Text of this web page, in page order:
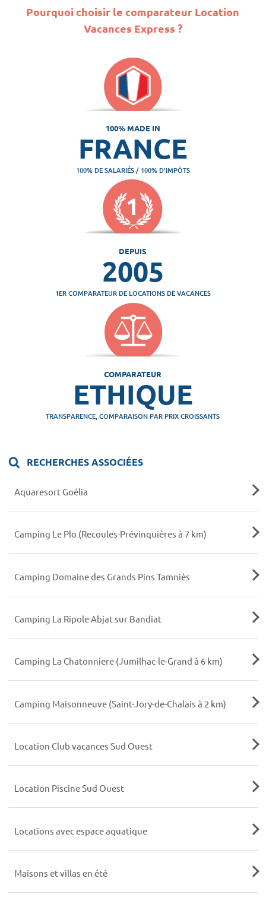
Pourquoi choisir le comparateur Location
Vacances Express ?
100% MADE IN
FRANCE
100% DE SALARIÉS / 100% D'IMPÔTS
DEPUIS
2005
1ER COMPARATEUR DE LOCATIONS DE VACANCES
COMPARATEUR
ETHIQUE
TRANSPARENCE, COMPARAISON PAR PRIX CROISSANTS
RECHERCHES ASSOCIÉES
Aquaresort Goélia
Camping Le Plo (Recoules-Prévinquières à 7 km)
Camping Domaine des Grands Pins Tamniès
Camping La Ripole Abjat sur Bandiat
Camping La Chatonniere (Jumilhac-le-Grand à 6 km)
Camping Maisonneuve (Saint-Jory-de-Chalais à 2 km)
Location Club vacances Sud Ouest
Location Piscine Sud Ouest
Locations avec espace aquatique
Maisons et villas en été